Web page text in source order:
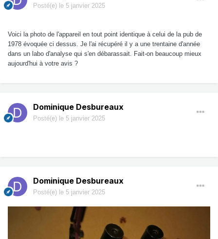
Posté(e) le 5 janvier 2025
Voici la photo de l'appareil en tout point identique à celui de la pub de
1978 évoquée ci dessus. Je l'ai récupéré il y a une trentaine d'année
dans un labo d'analyse qui s'en débarassait. Fait-on beaucoup mieux
aujourd'hui à votre avis ?
Dominique Desbureaux
Posté(e) le 5 janvier 2025
Dominique Desbureaux
Posté(e) le 5 janvier 2025